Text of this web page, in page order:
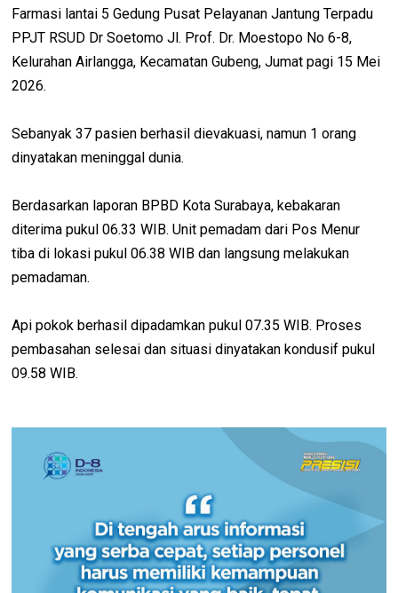
Farmasi lantai 5 Gedung Pusat Pelayanan Jantung Terpadu
PPJT RSUD Dr Soetomo Jl. Prof. Dr. Moestopo No 6-8,
Kelurahan Airlangga, Kecamatan Gubeng, Jumat pagi 15 Mei
2026.
Sebanyak 37 pasien berhasil dievakuasi, namun 1 orang
dinyatakan meninggal dunia.
Berdasarkan laporan BPBD Kota Surabaya, kebakaran
diterima pukul 06.33 WIB. Unit pemadam dari Pos Menur
tiba di lokasi pukul 06.38 WIB dan langsung melakukan
pemadaman.
Api pokok berhasil dipadamkan pukul 07.35 WIB. Proses
pembasahan selesai dan situasi dinyatakan kondusif pukul
09.58 WIB.